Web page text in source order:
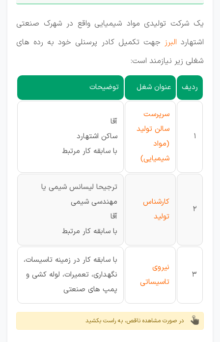
یک شرکت تولیدی مواد شیمیایی واقع در شهرک صنعتی
اشتهارد البرز جهت تکمیل کادر پرسنلی خود به رده های
شغلی زیر نیازمند است:
ردیف عنوان شغل توضیحات
1
سرپرست
سالن تولید
(مواد
شیمیایی)
آقا
ساکن اشتهارد
با سابقه کار مرتبط
2
کارشناس
تولید
ترجیحا لیسانس شیمی یا
مهندسی شیمی
آقا
با سابقه کار مرتبط
3
نیروی
تاسیساتی
با سابقه کار در زمینه تاسیسات،
نگهداری، تعمیرات، لوله کشی و
پمپ های صنعتی
در صورت مشاهده ناقص، به راست بکشید